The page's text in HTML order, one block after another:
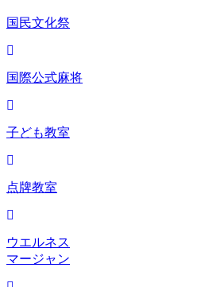
国民文化祭
国際公式麻将
子ども教室
点牌教室
ウエルネス
マージャン